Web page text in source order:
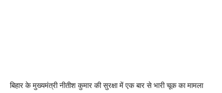
बिहार के मुख्यमंत्री नीतीश कुमार की सुरक्षा में एक बार से भारी चूक का मामला